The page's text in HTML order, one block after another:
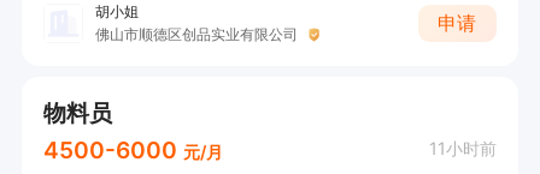
胡小姐
佛山市顺德区创品实业有限公司
申请
物料员
4500-6000 元/月 11小时前